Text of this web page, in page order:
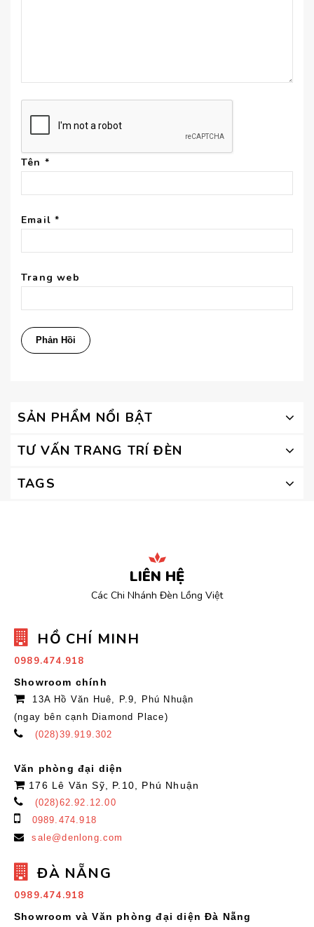
Tên *
Email*
Trang web
SẢN PHẨM NỔI BẬT
TƯ VẤN TRANG TRÍ ĐÈN
TAGS
LIÊN HỆ
Các Chi Nhánh Đèn Lồng Việt
HỒ CHÍ MINH
0989.474.918
Showroom chính
13A Hồ Văn Huê, P.9, Phú Nhuận
(ngay bên cạnh Diamond Place)
(028)39.919.302
Văn phòng đại diện
176 Lê Văn Sỹ, P.10, Phú Nhuận
(028)62.92.12.00
0989.474.918
sale@denlong.com
ĐÀ NẴNG
0989.474.918
Showroom và Văn phòng đại diện Đà Nẵng